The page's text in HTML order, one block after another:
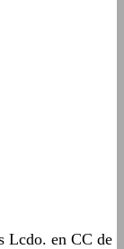
Lcdo. en CC de